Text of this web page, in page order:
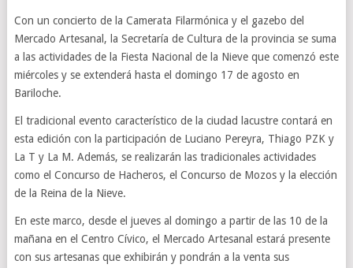
Con un concierto de la Camerata Filarmónica y el gazebo del
Mercado Artesanal, la Secretaría de Cultura de la provincia se suma
a las actividades de la Fiesta Nacional de la Nieve que comenzó este
miércoles y se extenderá hasta el domingo 17 de agosto en
Bariloche.
El tradicional evento característico de la ciudad lacustre contará en
esta edición con la participación de Luciano Pereyra, Thiago PZK y
La T y La M. Además, se realizarán las tradicionales actividades
como el Concurso de Hacheros, el Concurso de Mozos y la elección
de la Reina de la Nieve.
En este marco, desde el jueves al domingo a partir de las 10 de la
mañana en el Centro Cívico, el Mercado Artesanal estará presente
con sus artesanas que exhibirán y pondrán a la venta sus